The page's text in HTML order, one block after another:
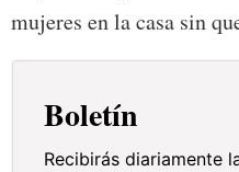
mujeres en la casa sin
Boletín
Recibirás diariamente